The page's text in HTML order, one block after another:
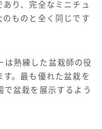
り、完全なミニチュ
のものと全く同じです
熟練した盆栽師の役
。最も優れた盆栽を
で盆栽を展示するよう